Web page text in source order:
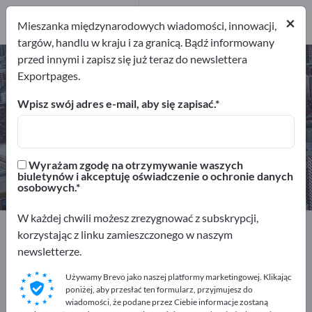
Produkcja kontraktowa – znajdź
producentów i dostawców
Usługodawcy
4
Dystrybutorów
1
Exportpages Usługi dla firm Produkcja kontraktowa
Reklamuj się bezpłatnie w serwisie
Exportpages!
Szukaj – Oferty – Towary używane – Kontakty biznesowe
×
Mieszanka międzynarodowych wiadomości, innowacji,
targów, handlu w kraju i za granicą. Bądź informowany
przed innymi i zapisz się już teraz do newslettera
Exportpages.
Wpisz swój adres e-mail, aby się zapisać.
Wyrażam zgodę na otrzymywanie waszych
biuletynów i akceptuję oświadczenie o ochronie danych
osobowych.
W każdej chwili możesz zrezygnować z subskrypcji,
korzystając z linku zamieszczonego w naszym
newsletterze.
Używamy Brevo jako naszej platformy marketingowej. Klikając
poniżej, aby przesłać ten formularz, przyjmujesz do
wiadomości, że podane przez Ciebie informacje zostaną